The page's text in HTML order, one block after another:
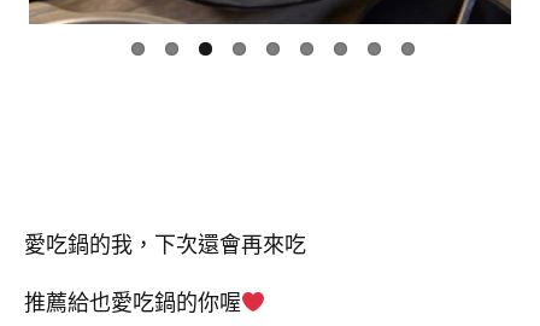
愛吃鍋的我，下次還會再來吃
推薦給也愛吃鍋的你喔